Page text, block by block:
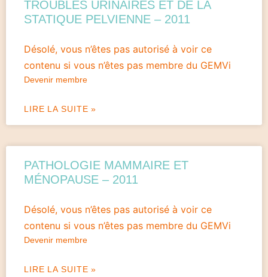
TROUBLES URINAIRES ET DE LA
STATIQUE PELVIENNE – 2011
Désolé, vous n’êtes pas autorisé à voir ce
contenu si vous n’êtes pas membre du GEMVi
Devenir membre
LIRE LA SUITE »
PATHOLOGIE MAMMAIRE ET
MÉNOPAUSE – 2011
Désolé, vous n’êtes pas autorisé à voir ce
contenu si vous n’êtes pas membre du GEMVi
Devenir membre
LIRE LA SUITE »